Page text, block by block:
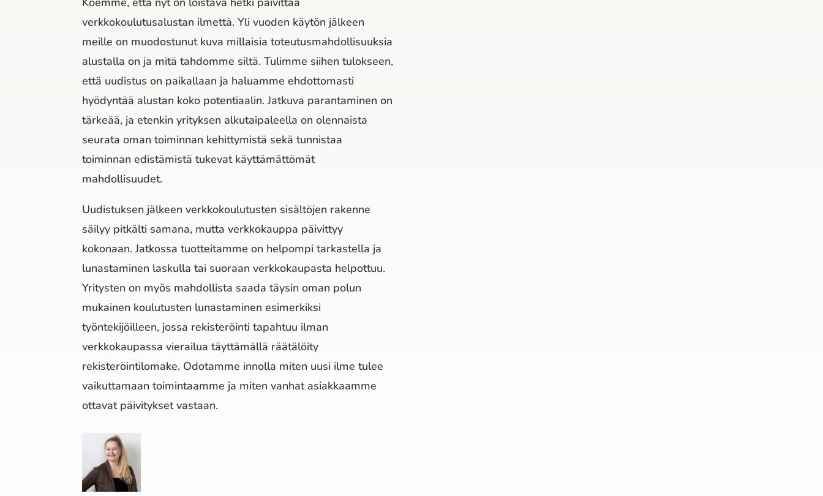
verkkokoulutusalustan ilmettä. Yli vuoden käytön jälkeen
meille on muodostunut kuva millaisia toteutusmahdollisuuksia
alustalla on ja mitä tahdomme siltä. Tulimme siihen tulokseen,
että uudistus on paikallaan ja haluamme ehdottomasti
hyödyntää alustan koko potentiaalin. Jatkuva parantaminen on
tärkeää, ja etenkin yrityksen alkutaipaleella on olennaista
seurata oman toiminnan kehittymistä sekä tunnistaa
toiminnan edistämistä tukevat käyttämättömät
mahdollisuudet.
Uudistuksen jälkeen verkkokoulutusten sisältöjen rakenne
säilyy pitkälti samana, mutta verkkokauppa päivittyy
kokonaan. Jatkossa tuotteitamme on helpompi tarkastella ja
lunastaminen laskulla tai suoraan verkkokaupasta helpottuu.
Yritysten on myös mahdollista saada täysin oman polun
mukainen koulutusten lunastaminen esimerkiksi
työntekijöilleen, jossa rekisteröinti tapahtuu ilman
verkkokaupassa vierailua täyttämällä räätälöity
rekisteröintilomake. Odotamme innolla miten uusi ilme tulee
vaikuttamaan toimintaamme ja miten vanhat asiakkaamme
ottavat päivitykset vastaan.